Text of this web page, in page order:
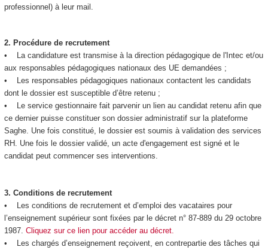
professionnel) à leur mail.
2. Procédure de recrutement
• La candidature est transmise à la direction pédagogique de l'Intec et/ou
aux responsables pédagogiques nationaux des UE demandées ;
• Les responsables pédagogiques nationaux contactent les candidats
dont le dossier est susceptible d’être retenu ;
• Le service gestionnaire fait parvenir un lien au candidat retenu afin que
ce dernier puisse constituer son dossier administratif sur la plateforme
Saghe. Une fois constitué, le dossier est soumis à validation des services
RH. Une fois le dossier validé, un acte d'engagement est signé et le
candidat peut commencer ses interventions.
3. Conditions de recrutement
• Les conditions de recrutement et d’emploi des vacataires pour
l’enseignement supérieur sont fixées par le décret n° 87-889 du 29 octobre
1987. Cliquez sur ce lien pour accéder au décret.
• Les chargés d’enseignement reçoivent, en contrepartie des tâches qui